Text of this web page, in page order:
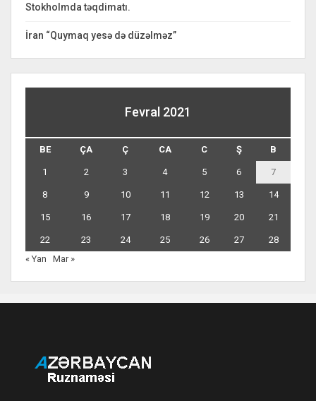
Stokholmda təqdimatı.
İran “Quymaq yesə də düzəlməz”
Fevral 2021
BE ÇA Ç CA C Ş B
1 2 3 4 5 6 7
8 9 10 11 12 13 14
15 16 17 18 19 20 21
22 23 24 25 26 27
28
« Yan
Mar »